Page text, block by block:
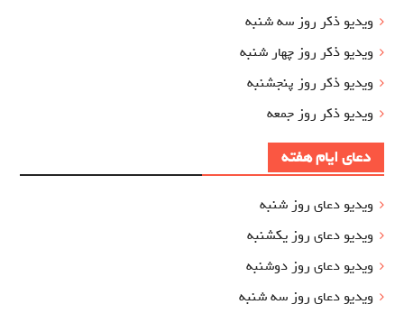
ویدیو ذکر روز سه شنبه
ویدیو ذکر روز چهار شنبه
ویدیو ذکر روز پنجشنبه
ویدیو ذکر روز جمعه
دعای ایام هفته
ویدیو دعای روز شنبه
ویدیو دعای روز یکشنبه
ویدیو دعای روز دوشنبه
ویدیو دعای روز سه شنبه